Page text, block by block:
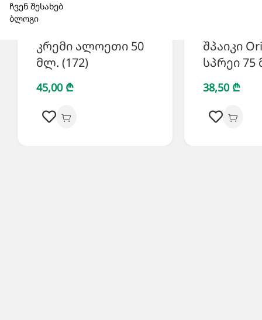
ჩვენ შესახებ
ბლოგი
კრემი ალოეთი 50
მლ. (172)
45,00 ₾
შპაიკი
სპრეი 75
38,50 ₾